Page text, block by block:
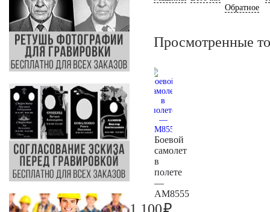
Обратное
Просмотренные
Боевой
самолет
в
полете
—
AM8555
1.100₽